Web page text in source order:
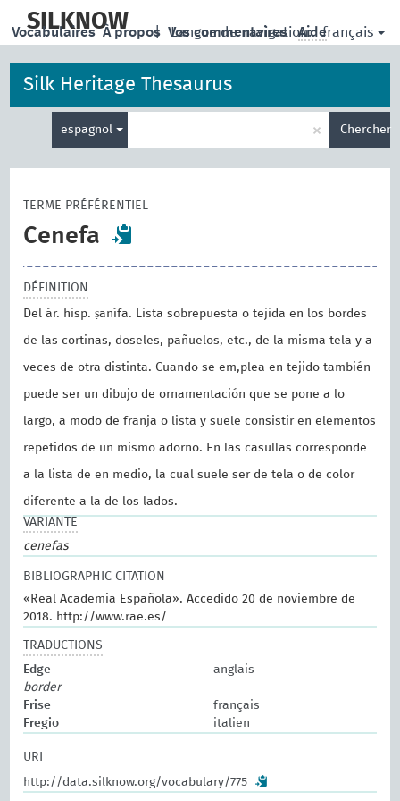
main
SILKNOW | Langue de navigation: français
Vocabulaires À propos Vos commentaires Aide
Silk Heritage Thesaurus
espagnol
de
× Chercher
TERME PRÉFÉRENTIEL
Cenefa
DÉFINITION
Del ár. hisp. ṣanífa. Lista sobrepuesta o tejida en los bordes
de las cortinas, doseles, pañuelos, etc., de la misma tela y a
veces de otra distinta. Cuando se em,plea en tejido también
puede ser un dibujo de ornamentación que se pone a lo
largo, a modo de franja o lista y suele consistir en elementos
repetidos de un mismo adorno. En las casullas corresponde
a la lista de en medio, la cual suele ser de tela o de color
diferente a la de los lados.
VARIANTE
cenefas
BIBLIOGRAPHIC CITATION
«Real Academia Española». Accedido 20 de noviembre de
2018. http://www.rae.es/
TRADUCTIONS
Edge
anglais
border
Frise
français
Fregio
italien
URI
http://data.silknow.org/vocabulary/775